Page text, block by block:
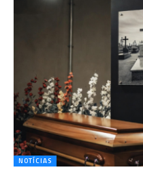
NOTÍCIAS